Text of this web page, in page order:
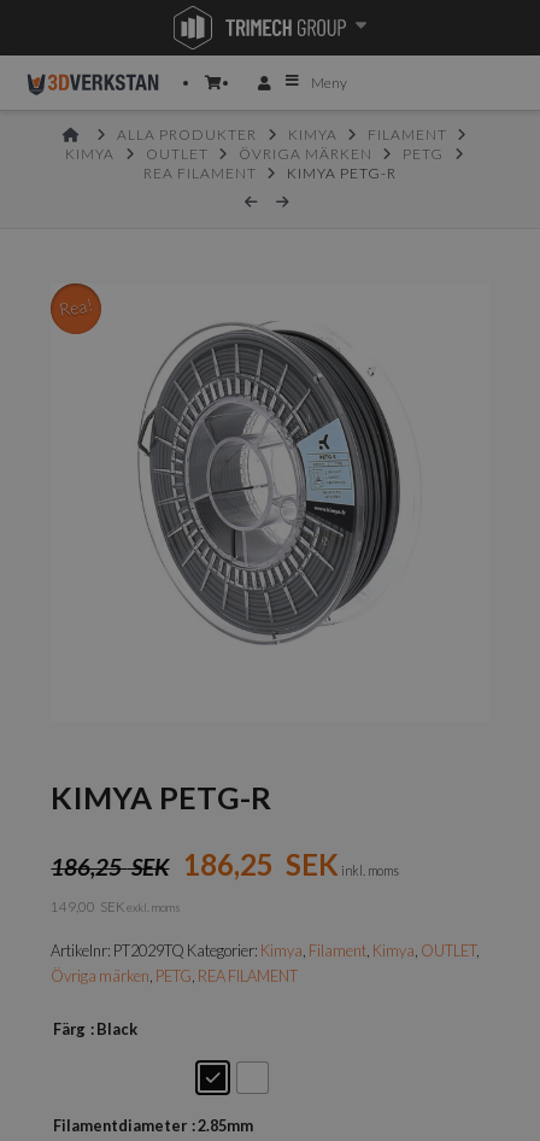
Meny
HOMEALLA PRODUKTER KIMYA
FILAMENT
KIMYA
OUTLET ÖVRIGA MÄRKEN
PETG
REA FILAMENT
KIMYA PETG-R
Rea!
KIMYA PETG-R
186,25SEK 186,25 SEK inkl. moms
149,00 SEK exkl. moms
Artikelnr: PT2029TQ Kategorier: Kimya Filament Kimya OUTLET,
Övriga märken PETG REA FILAMENT
Färg : Black
Filamentdiameter : 2.85mm